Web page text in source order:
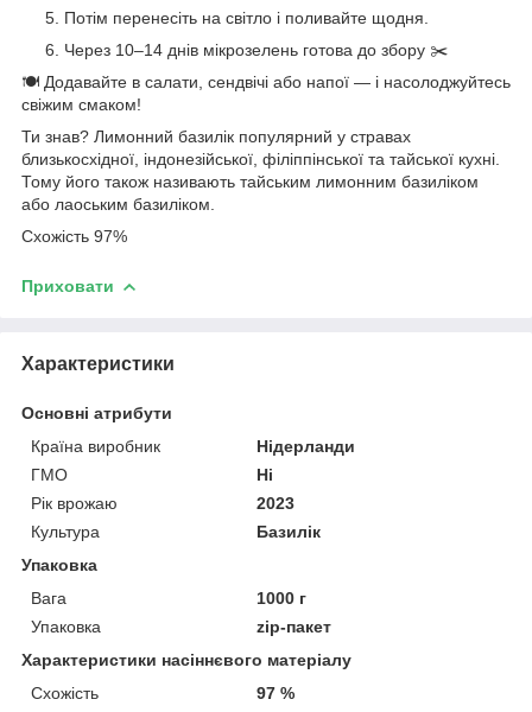
Потім перенесіть на світло і поливайте щодня.
Через 10–14 днів мікрозелень готова до збору ✂️
🍽 Додавайте в салати, сендвічі або напої — і насолоджуйтесь
свіжим смаком!
Ти знав? Лимонний базилік популярний у стравах
близькосхідної, індонезійської, філіппінської та тайської кухні.
Тому його також називають тайським лимонним базиліком
або лаоським базиліком.
Схожість 97%
Приховати
Характеристики
Основні атрибути
Країна виробник
Нідерланди
ГМО
Ні
Рік врожаю
2023
Культура
Базилік
Упаковка
Вага
1000 г
Упаковка
zip-пакет
Характеристики насіннєвого матеріалу
Схожість
97 %